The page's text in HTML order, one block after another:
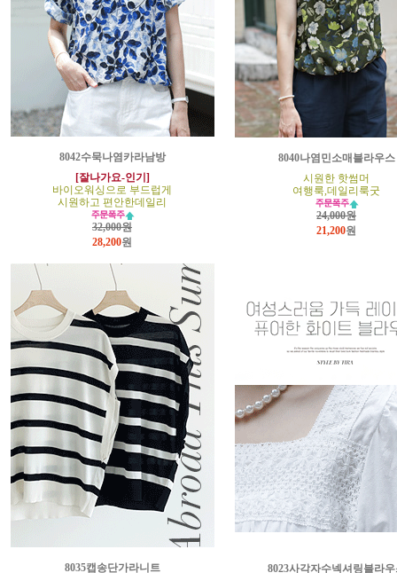
8042수묵나염카라남방
[잘나가요-인기]
바이오워싱으로 부드럽게
시원하고 편안한데일리
32,000원
28,200원
8040나염민소매블라우스
시원한 핫썸머
여행룩,데일리룩굿
24,000원
21,200원
8035캡송단가라니트
8023사각자수넥셔링블라우